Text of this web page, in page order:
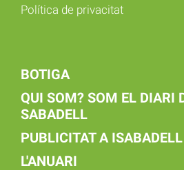
Política de privacitat
BOTIGA
QUI SOM? SOM EL DIARI
SABADELL
PUBLICITAT A ISABADELL
L'ANUARI